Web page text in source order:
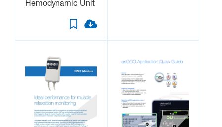
Hemodynamic Unit